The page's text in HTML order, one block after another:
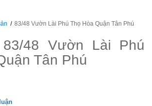
83/48 Vườn Lài Phú Thọ Hòa Quận Tân Phú
48 Vườn Lài Phú
Tân Phú